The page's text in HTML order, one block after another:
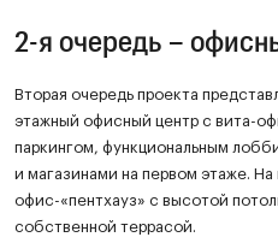
2-я очередь –
Вторая очередь проекта
этажный офисный центр с вита-
паркингом, функциональным
и магазинами на первом этаже.
офис-«пентхауз» с высотой
собственной террасой.